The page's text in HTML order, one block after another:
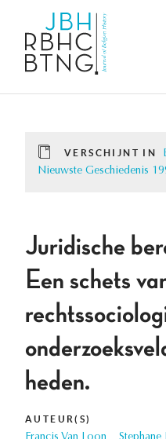
VERSCHIJNT IN
Nieuwste Geschiedenis
Juridische
Een schets
heden.
AUTEUR(S)